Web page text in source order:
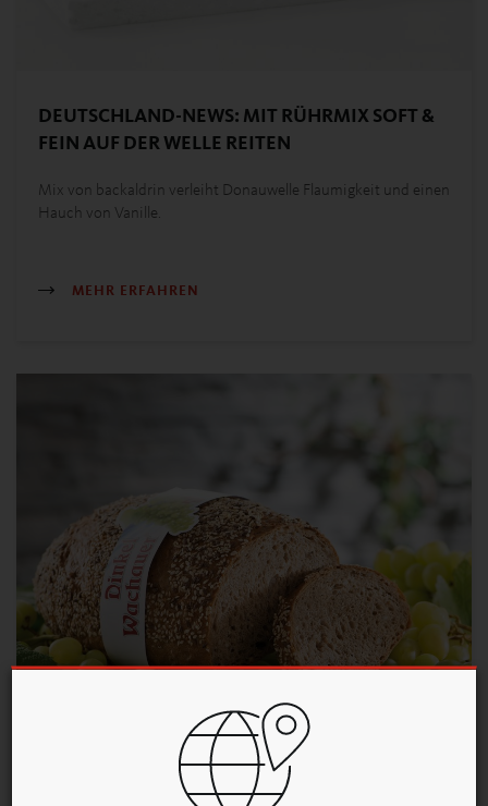
DEUTSCHLAND-NEWS: MIT RÜHRMIX SOFT &
FEIN AUF DER WELLE REITEN
Mix von backaldrin verleiht Donauwelle Flaumigkeit und einen
Hauch von Vanille.
MEHR ERFAHREN